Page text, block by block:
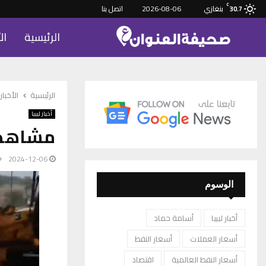
30.7
C بنغازي 2026-08-06 اتصل بنا
الرئيسية
الرئيسية الأخبار
أخبار ليبيا
2024-12-06
الوسوم
أخبار ليبيا
أسامة حماد
أسعار العملات
أسعار النفط
أسعار النفط العالمية
اقتصاد